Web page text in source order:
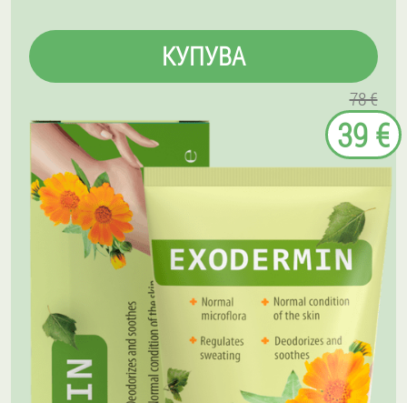
КУПУВА
78 €
39 €